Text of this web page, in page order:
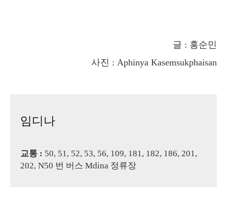
글 : 홍순민
사진 : Aphinya Kasemsukphaisan
임디나
교통 : 50, 51, 52, 53, 56, 109, 181, 182, 186, 201,
202, N50 번 버스 Mdina 정류장